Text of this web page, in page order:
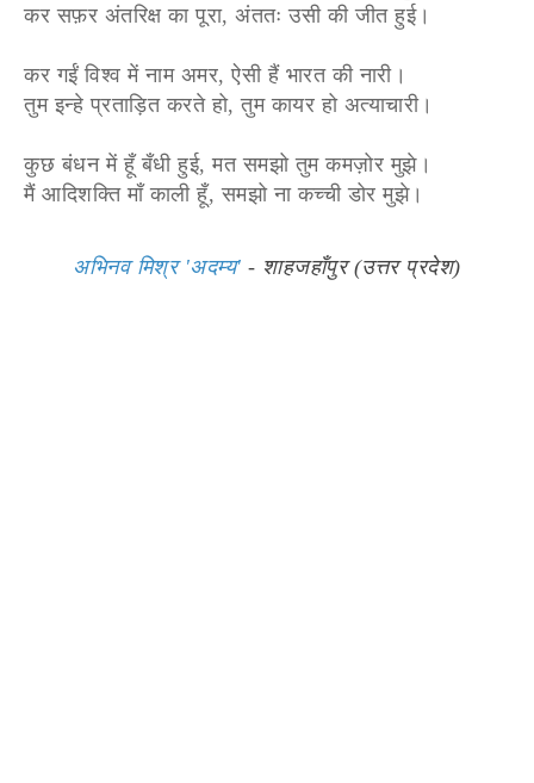
कर सफ़र अंतरिक्ष का पूरा, अंततः उसी की जीत हुई।
कर गईं विश्व में नाम अमर, ऐसी हैं भारत की नारी।
तुम इन्हे प्रताड़ित करते हो, तुम कायर हो अत्याचारी।
कुछ बंधन में हूँ बँधी हुई, मत समझो तुम कमज़ोर मुझे।
मैं आदिशक्ति माँ काली हूँ, समझो ना कच्ची डोर मुझे।
अभिनव मिश्र 'अदम्य' - शाहजहाँपुर (उत्तर प्रदेश)